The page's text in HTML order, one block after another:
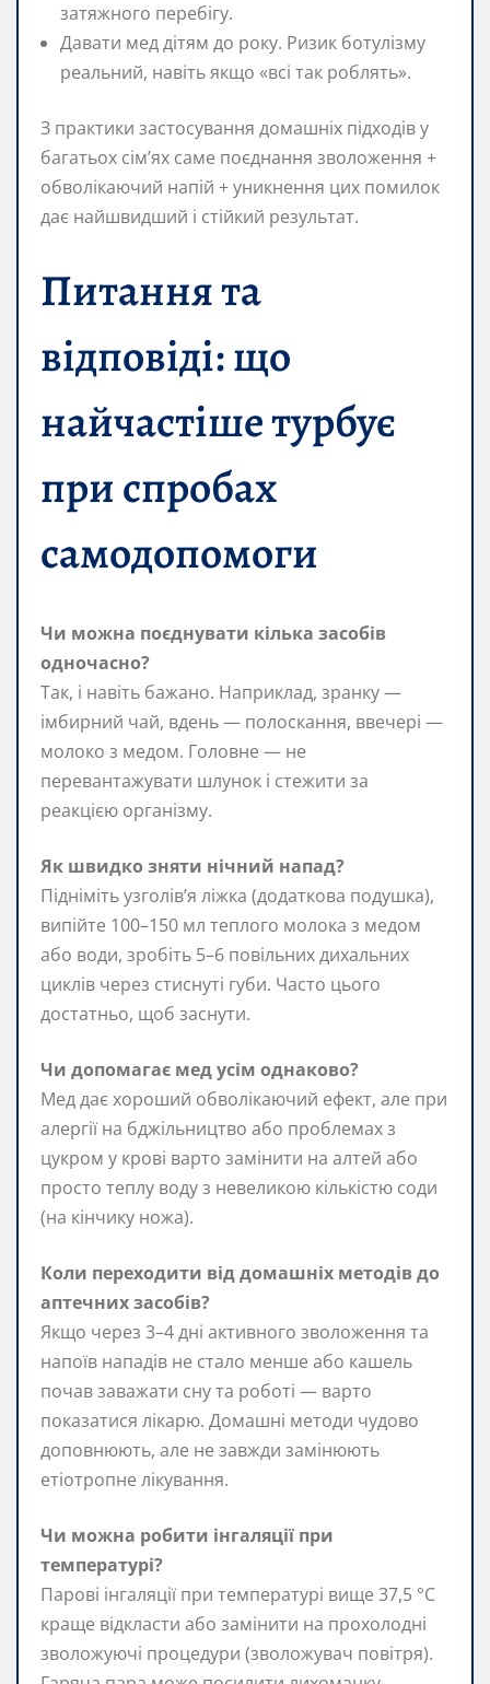
затяжного перебігу.
Давати мед дітям до року. Ризик ботулізму
реальний, навіть якщо «всі так роблять».
З практики застосування домашніх підходів у
багатьох сім’ях саме поєднання зволоження +
обволікаючий напій + уникнення цих помилок
дає найшвидший і стійкий результат.
Питання та
відповіді: що
найчастіше турбує
при спробах
самодопомоги
Чи можна поєднувати кілька засобів
одночасно?
Так, і навіть бажано. Наприклад, зранку —
імбирний чай, вдень — полоскання, ввечері —
молоко з медом. Головне — не
перевантажувати шлунок і стежити за
реакцією організму.
Як швидко зняти нічний напад?
Підніміть узголів’я ліжка (додаткова подушка),
випійте 100–150 мл теплого молока з медом
або води, зробіть 5–6 повільних дихальних
циклів через стиснуті губи. Часто цього
достатньо, щоб заснути.
Чи допомагає мед усім однаково?
Мед дає хороший обволікаючий ефект, але при
алергії на бджільництво або проблемах з
цукром у крові варто замінити на алтей або
просто теплу воду з невеликою кількістю соди
(на кінчику ножа).
Коли переходити від домашніх методів до
аптечних засобів?
Якщо через 3–4 дні активного зволоження та
напоїв нападів не стало менше або кашель
почав заважати сну та роботі — варто
показатися лікарю. Домашні методи чудово
доповнюють, але не завжди замінюють
етіотропне лікування.
Чи можна робити інгаляції при
температурі?
Парові інгаляції при температурі вище 37,5 °C
краще відкласти або замінити на прохолодні
зволожуючі процедури (зволожувач повітря).